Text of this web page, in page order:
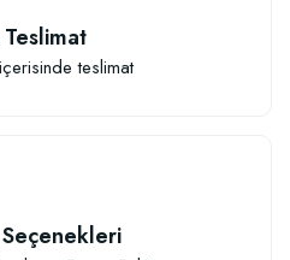
(10 Fidan İçin )
Teslimat
teslimat